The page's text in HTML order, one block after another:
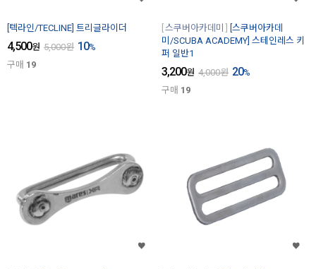
[텍라인/TECLINE] 트리글라이더
4,500원 5,000원 10%
구매 19
스쿠버아카데미
[스쿠버아카데
미/SCUBA ACADEMY] 스테인레스 키
퍼 일반1
3,200원 4,000원 20%
구매 19